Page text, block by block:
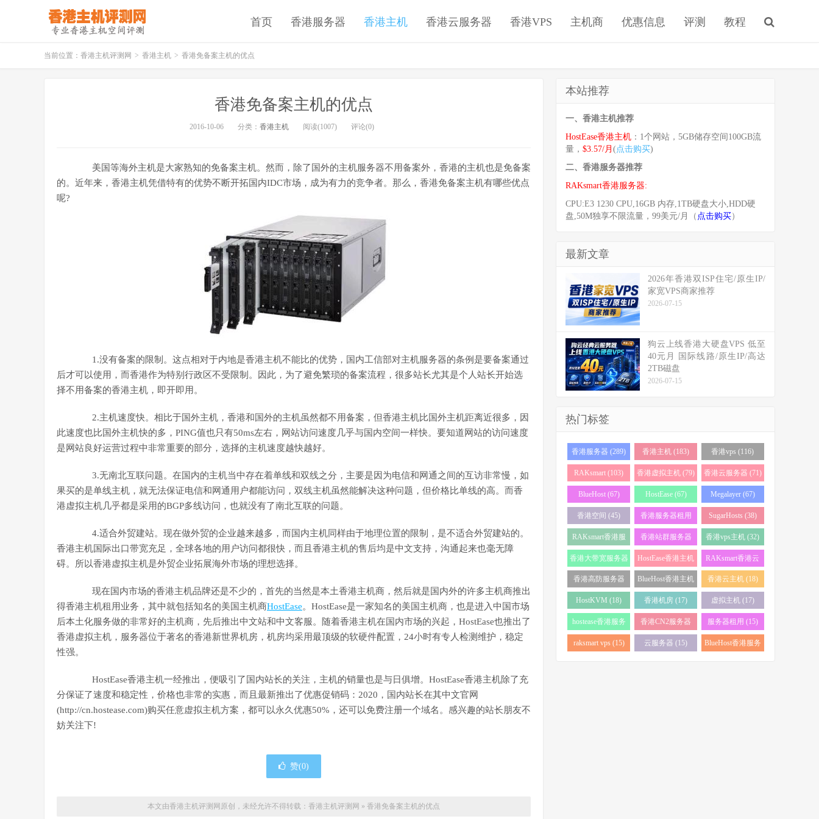
首页 香港服务器 香港主机 香港云服务器 香港VPS 主机商 优惠信息 评测 教程
当前位置： 香港主机评测网 > 香港主机 > 香港免备案主机的优点
香港免备案主机的优点
2016-10-06 分类： 香港主机 阅读(1007) 评论(0)
美国等海外主机是大家熟知的免备案主机。然而，除了国外的主机服务器不用备案外，香港的主机也是免备案
的。近年来，香港主机凭借特有的优势不断开拓国内IDC市场，成为有力的竞争者。那么，香港免备案主机有哪些优点
呢?
1.没有备案的限制。这点相对于内地是香港主机不能比的优势，国内工信部对主机服务器的条例是要备案通过
后才可以使用，而香港作为特别行政区不受限制。因此，为了避免繁琐的备案流程，很多站长尤其是个人站长开始选
择不用备案的香港主机，即开即用。
2.主机速度快。相比于国外主机，香港和国外的主机虽然都不用备案，但香港主机比国外主机距离近很多，因
此速度也比国外主机快的多，PING值也只有50ms左右，网站访问速度几乎与国内空间一样快。要知道网站的访问速度
是网站良好运营过程中非常重要的部分，选择的主机速度越快越好。
3.无南北互联问题。在国内的主机当中存在着单线和双线之分，主要是因为电信和网通之间的互访非常慢，如
果买的是单线主机，就无法保证电信和网通用户都能访问，双线主机虽然能解决这种问题，但价格比单线的高。而香
港虚拟主机几乎都是采用的BGP多线访问，也就没有了南北互联的问题。
4.适合外贸建站。现在做外贸的企业越来越多，而国内主机同样由于地理位置的限制，是不适合外贸建站的。
香港主机国际出口带宽充足，全球各地的用户访问都很快，而且香港主机的售后均是中文支持，沟通起来也毫无障
碍。所以香港虚拟主机是外贸企业拓展海外市场的理想选择。
现在国内市场的香港主机品牌还是不少的，首先的当然是本土香港主机商，然后就是国内外的许多主机商推出
得香港主机租用业务，其中就包括知名的美国主机商HostEase。HostEase是一家知名的美国主机商，也是进入中国市场
后本土化服务做的非常好的主机商，先后推出中文站和中文客服。随着香港主机在国内市场的兴起，HostEase也推出了
香港虚拟主机，服务器位于著名的香港新世界机房，机房均采用最顶级的软硬件配置，24小时有专人检测维护，稳定
性强。
HostEase香港主机一经推出，便吸引了国内站长的关注，主机的销量也是与日俱增。HostEase香港主机除了充
分保证了速度和稳定性，价格也非常的实惠，而且最新推出了优惠促销码：2020，国内站长在其中文官网
(http://cn.hostease.com)购买任意虚拟主机方案，都可以永久优惠50%，还可以免费注册一个域名。感兴趣的站长朋友不
妨关注下!
赞(0)
本文由香港主机评测网原创，未经允许不得转载： 香港主机评测网 » 香港免备案主机的优点
本站推荐
一、香港主机推荐
HostEase香港主机 ：1个网站，5GB储存空间100GB流
量， $3.57/月 ( 点击购买)
二、香港服务器推荐
RAKsmart香港服务器:
CPU:E3 1230 CPU,16GB 内存,1TB硬盘大小,HDD硬
盘,50M独享不限流量，99美元/月（ 点击购买）
最新文章
2026年香港双ISP住宅/原生IP/
家宽VPS商家推荐
2026-07-15
狗云上线香港大硬盘VPS 低至
40元月 国际线路/原生IP/高达
2TB磁盘
2026-07-15
热门标签
香港服务器 (289) 香港主机 (183) 香港vps (116)
RAKsmart (103) 香港虚拟主机 (79) 香港云服务器 (71)
BlueHost (67) HostEase (67) Megalayer (67)
香港空间 (45)
香港服务器租用
(43)
SugarHosts (38)
RAKsmart香港服
务器 (38)
香港站群服务器
(34)
香港vps主机 (32)
香港大带宽服务器
(32)
HostEase香港主机
(28)
RAKsmart香港云
服务器 (23)
香港高防服务器
(22)
BlueHost香港主机
(21)
香港云主机 (18)
HostKVM (18) 香港机房 (17) 虚拟主机 (17)
hostease香港服务
器 (17)
香港CN2服务器
(17)
服务器租用 (15)
raksmart vps (15) 云服务器 (15)
BlueHost香港服务